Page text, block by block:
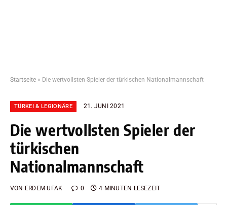
Startseite » Die wertvollsten Spieler der türkischen Nationalmannschaft
TÜRKEI & LEGIONÄRE 21. JUNI 2021
Die wertvollsten Spieler der
türkischen
Nationalmannschaft
VON ERDEM UFAK 0 4 MINUTEN LESEZEIT